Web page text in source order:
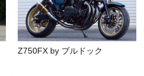
Z750FX by ブルドック